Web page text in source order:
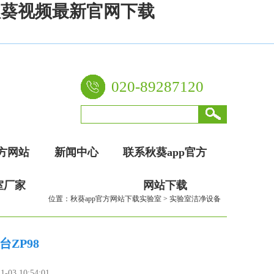
视频最新官网下载
020-89287120
网站
厂家
新闻中心 联系秋葵app官方
网站下载
位置： 秋葵app官方网站下载实验室 > 实验室洁净设备
ZP98